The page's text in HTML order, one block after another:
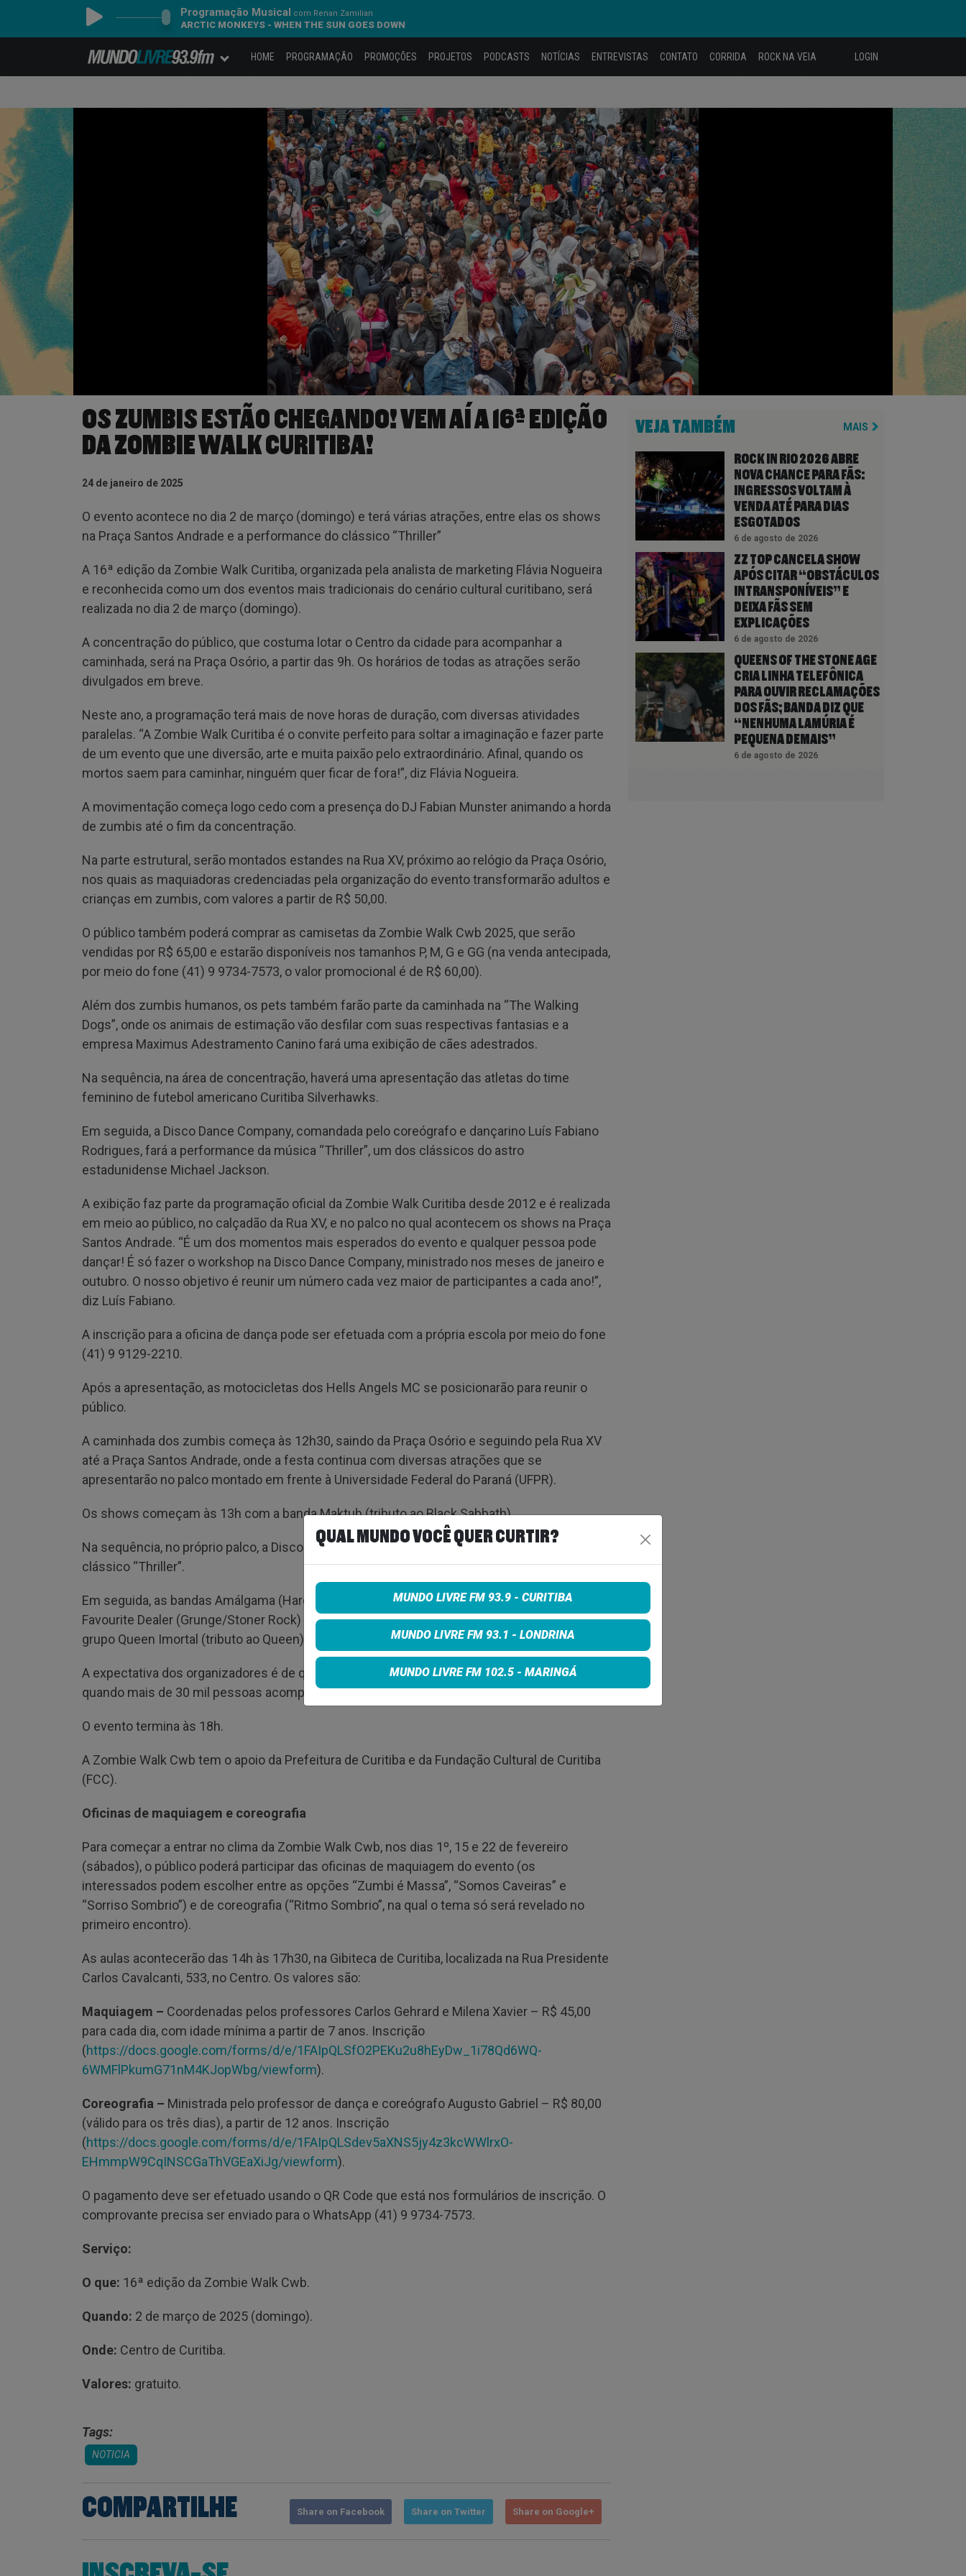
Programação Musical com Renan Zamilian
ARCTIC MONKEYS - WHEN THE SUN GOES DOWN
HOME PROGRAMAÇÃO PROMOÇÕES PROJETOS PODCASTS NOTÍCIAS ENTREVISTAS CONTATO CORRIDA ROCK NA VEIA LOGIN
OS ZUMBIS ESTÃO CHEGANDO! VEM AÍ A 16ª EDIÇÃO
DA ZOMBIE WALK CURITIBA!
24 de janeiro de 2025
O evento acontece no dia 2 de março (domingo) e terá várias atrações, entre elas os shows
na Praça Santos Andrade e a performance do clássico “Thriller”
A 16ª edição da Zombie Walk Curitiba, organizada pela analista de marketing Flávia Nogueira
e reconhecida como um dos eventos mais tradicionais do cenário cultural curitibano, será
realizada no dia 2 de março (domingo).
A concentração do público, que costuma lotar o Centro da cidade para acompanhar a
caminhada, será na Praça Osório, a partir das 9h. Os horários de todas as atrações serão
divulgados em breve.
Neste ano, a programação terá mais de nove horas de duração, com diversas atividades
paralelas. “A Zombie Walk Curitiba é o convite perfeito para soltar a imaginação e fazer parte
de um evento que une diversão, arte e muita paixão pelo extraordinário. Afinal, quando os
mortos saem para caminhar, ninguém quer ficar de fora!”, diz Flávia Nogueira.
A movimentação começa logo cedo com a presença do DJ Fabian Munster animando a horda
de zumbis até o fim da concentração.
Na parte estrutural, serão montados estandes na Rua XV, próximo ao relógio da Praça Osório,
nos quais as maquiadoras credenciadas pela organização do evento transformarão adultos e
crianças em zumbis, com valores a partir de R$ 50,00.
O público também poderá comprar as camisetas da Zombie Walk Cwb 2025, que serão
vendidas por R$ 65,00 e estarão disponíveis nos tamanhos P, M, G e GG (na venda antecipada,
por meio do fone (41) 9 9734-7573, o valor promocional é de R$ 60,00).
Além dos zumbis humanos, os pets também farão parte da caminhada na “The Walking
Dogs”, onde os animais de estimação vão desfilar com suas respectivas fantasias e a
empresa Maximus Adestramento Canino fará uma exibição de cães adestrados.
Na sequência, na área de concentração, haverá uma apresentação das atletas do time
feminino de futebol americano Curitiba Silverhawks.
Em seguida, a Disco Dance Company, comandada pelo coreógrafo e dançarino Luís Fabiano
Rodrigues, fará a performance da música “Thriller”, um dos clássicos do astro
estadunidense Michael Jackson.
A exibição faz parte da programação oficial da Zombie Walk Curitiba desde 2012 e é realizada
em meio ao público, no calçadão da Rua XV, e no palco no qual acontecem os shows na Praça
Santos Andrade. “É um dos momentos mais esperados do evento e qualquer pessoa pode
dançar! É só fazer o workshop na Disco Dance Company, ministrado nos meses de janeiro e
outubro. O nosso objetivo é reunir um número cada vez maior de participantes a cada ano!”,
diz Luís Fabiano.
A inscrição para a oficina de dança pode ser efetuada com a própria escola por meio do fone
(41) 9 9129-2210.
Após a apresentação, as motocicletas dos Hells Angels MC se posicionarão para reunir o
público.
A caminhada dos zumbis começa às 12h30, saindo da Praça Osório e seguindo pela Rua XV
até a Praça Santos Andrade, onde a festa continua com diversas atrações que se
apresentarão no palco montado em frente à Universidade Federal do Paraná (UFPR).
Os shows começam às 13h com a banda Maktub (tributo ao Black Sabbath).
Na sequência, no próprio palco, a Disco Dance Company fará mais uma performance do
clássico “Thriller”.
Em seguida, as bandas Amálgama (Hard N’ Heavy), Crent’s Tarantinos (Punk Rock) e
Favourite Dealer (Grunge/Stoner Rock) pisam no palco. O encerramento ficará a cargo do
grupo Queen Imortal (tributo ao Queen).
A expectativa dos organizadores é de que o público seja ainda maior do que em 2024,
quando mais de 30 mil pessoas acompanharam a caminhada.
O evento termina às 18h.
A Zombie Walk Cwb tem o apoio da Prefeitura de Curitiba e da Fundação Cultural de Curitiba
(FCC).
Oficinas de maquiagem e coreografia
Para começar a entrar no clima da Zombie Walk Cwb, nos dias 1º, 15 e 22 de fevereiro
(sábados), o público poderá participar das oficinas de maquiagem do evento (os
interessados podem escolher entre as opções “Zumbi é Massa”, “Somos Caveiras” e
“Sorriso Sombrio”) e de coreografia (“Ritmo Sombrio”, na qual o tema só será revelado no
primeiro encontro).
As aulas acontecerão das 14h às 17h30, na Gibiteca de Curitiba, localizada na Rua Presidente
Carlos Cavalcanti, 533, no Centro. Os valores são:
Maquiagem – Coordenadas pelos professores Carlos Gehrard e Milena Xavier – R$ 45,00
para cada dia, com idade mínima a partir de 7 anos. Inscrição
(https://docs.google.com/forms/d/e/1FAIpQLSfO2PEKu2u8hEyDw_1i78Qd6WQ-
6WMFlPkumG71nM4KJopWbg/viewform).
Coreografia – Ministrada pelo professor de dança e coreógrafo Augusto Gabriel – R$ 80,00
(válido para os três dias), a partir de 12 anos. Inscrição
(https://docs.google.com/forms/d/e/1FAIpQLSdev5aXNS5jy4z3kcWWlrxO-
EHmmpW9CqINSCGaThVGEaXiJg/viewform).
O pagamento deve ser efetuado usando o QR Code que está nos formulários de inscrição. O
comprovante precisa ser enviado para o WhatsApp (41) 9 9734-7573.
Serviço:
O que: 16ª edição da Zombie Walk Cwb.
Quando: 2 de março de 2025 (domingo).
Onde: Centro de Curitiba.
Valores: gratuito.
Tags:
NOTICIA
COMPARTILHE Share on Facebook Share on Twitter Share on Google+
VEJA TAMBÉM MAIS
ROCK IN RIO 2026 ABRE
NOVA CHANCE PARA FÃS:
INGRESSOS VOLTAM À
VENDA ATÉ PARA DIAS
ESGOTADOS
6 de agosto de 2026
ZZ TOP CANCELA SHOW
APÓS CITAR “OBSTÁCULOS
INTRANSPONÍVEIS” E
DEIXA FÃS SEM
EXPLICAÇÕES
6 de agosto de 2026
QUEENS OF THE STONE AGE
CRIA LINHA TELEFÔNICA
PARA OUVIR RECLAMAÇÕES
DOS FÃS; BANDA DIZ QUE
“NENHUMA LAMÚRIA É
PEQUENA DEMAIS”
6 de agosto de 2026
QUAL MUNDO VOCÊ QUER CURTIR?
MUNDO LIVRE FM 93.9 - CURITIBA
MUNDO LIVRE FM 93.1 - LONDRINA
MUNDO LIVRE FM 102.5 - MARINGÁ